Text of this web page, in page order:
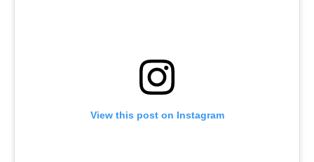
View this post on Instagram